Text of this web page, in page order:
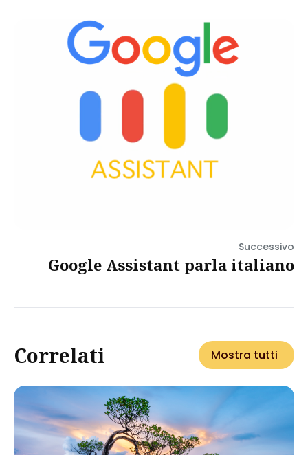
Successivo
Google Assistant parla italiano
Correlati Mostra tutti